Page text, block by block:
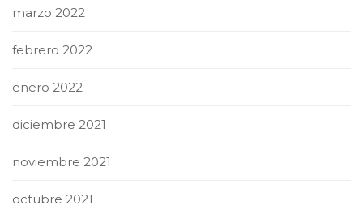
marzo 2022
febrero 2022
enero 2022
diciembre 2021
noviembre 2021
octubre 2021